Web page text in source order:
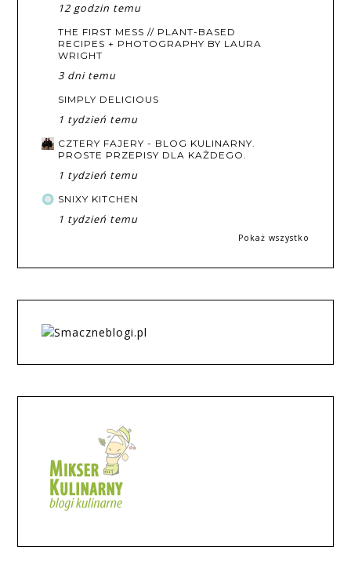
12 godzin temu
THE FIRST MESS // PLANT-BASED
RECIPES + PHOTOGRAPHY BY LAURA
WRIGHT
3 dni temu
SIMPLY DELICIOUS
1 tydzień temu
CZTERY FAJERY - BLOG KULINARNY.
PROSTE PRZEPISY DLA KAŻDEGO.
1 tydzień temu
SNIXY KITCHEN
1 tydzień temu
Pokaż wszystko